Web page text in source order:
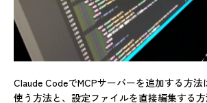
Claude CodeでMCPサーバーを追加する方法
使う方法と、設定ファイルを直接編集する